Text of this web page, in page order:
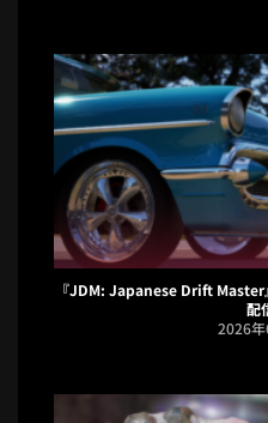
『JDM: Japanese Drift Master
配
2026